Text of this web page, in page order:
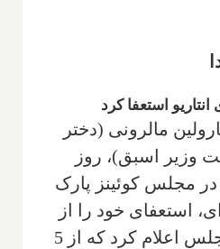
استعفا کرد
مالرونی (دختر
وزیر اسبق)، روز
دوشنبه 25 می 2026 در مجلس کوئینز پارک
استعفای خود را از
دولت داگ فورد و مجلس اعلام کرد که از 5